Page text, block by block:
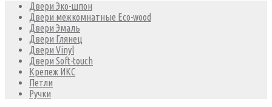
Двери Эко-шпон
Двери межкомнатные Eco-wood
Двери Эмаль
Двери Глянец
Двери Vinyl
Двери Soft-touch
Крепеж ИКС
Петли
Ручки